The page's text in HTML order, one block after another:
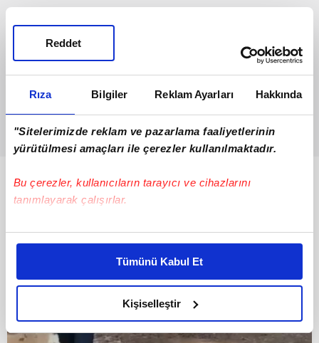
Rıza Bilgiler Reklam Ayarları Hakkında
"Sitelerimizde reklam ve pazarlama faaliyetlerinin
yürütülmesi amaçları ile çerezler kullanılmaktadır.
Bu çerezler, kullanıcıların tarayıcı ve cihazlarını
tanımlayarak çalışırlar.
Bu çerezlere izin vermeniz halinde sizlere özel
daha iyi reklam deneyimi yaşatabiliriz. Bunu yaparken
amacımızın size daha iyi bir reklam deneyimi sunmak
olduğunu ve sizlere en iyi içerikleri sunabilmek adına
elimizden gelen çabayı gösterdiğimizi ve bu noktada,
reklamların maliyetlerimizi karşılamak noktasında tek gelir
Tümünü Kabul Et
Kişiselleştir
Reddet
Bunlar da Var